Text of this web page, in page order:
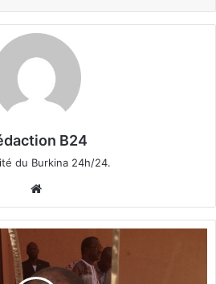
B24
du Burkina 24h/24.
bsi
te